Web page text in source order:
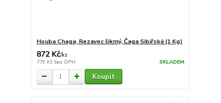
Houba Chaga, Rezavec šikmý, Čaga Sibiřská (1 Kg)
872 Kč/ks
779 Kč bez DPH SKLADEM
Koupit